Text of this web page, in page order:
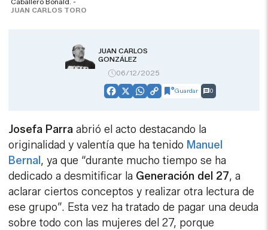
JUAN CARLOS TORO
JUAN CARLOS
GONZÁLEZ
06/12/2025
Facebook
X WhatsApp
CopyGuardar 0
Josefa Parra abrió el acto destacando la
originalidad y valentía que ha tenido Manuel
Bernal , ya que “durante mucho tiempo se ha
dedicado a desmitificar la Generación del 27, a
aclarar ciertos conceptos y realizar otra lectura de
ese grupo”. Esta vez ha tratado de pagar una deuda
sobre todo con las mujeres del 27, porque